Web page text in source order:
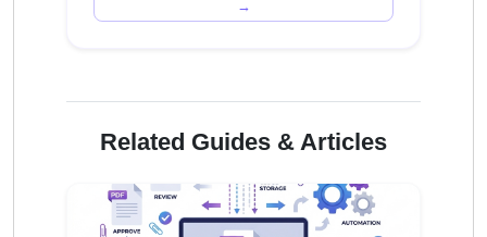
→
Related Guides & Articles